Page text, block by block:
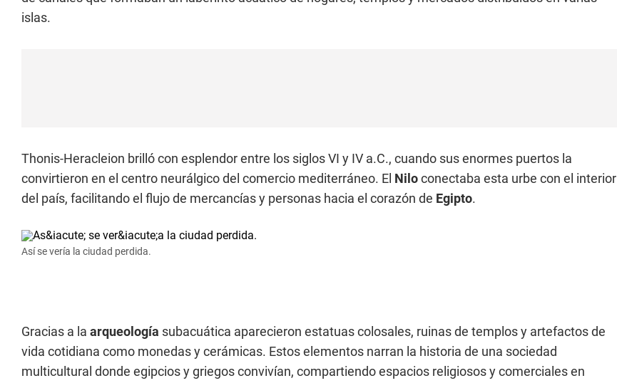
islas.
Thonis-Heracleion brilló con esplendor entre los siglos VI y IV a.C., cuando sus enormes puertos la
convirtieron en el centro neurálgico del comercio mediterráneo. El Niloconectaba esta urbe con el interior
del país, facilitando el flujo de mercancías y personas hacia el corazón de Egipto.
Así se vería la ciudad perdida.
Gracias a la arqueología subacuática aparecieron estatuas colosales, ruinas de templos y artefactos de
vida cotidiana como monedas y cerámicas. Estos elementos narran la historia de una sociedad
multicultural donde egipcios y griegos convivían, compartiendo espacios religiosos y comerciales en